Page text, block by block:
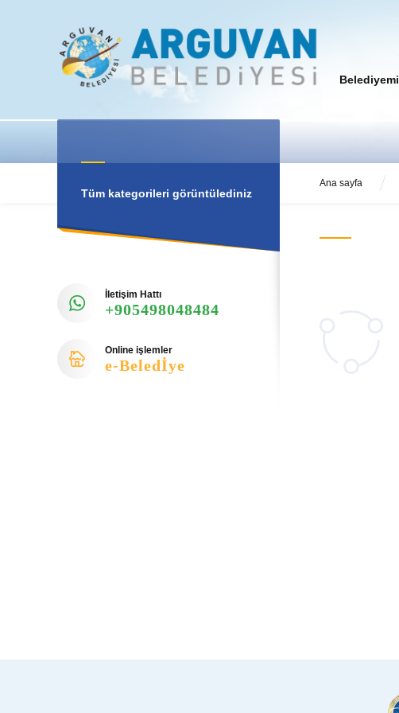
Ana sayfa
Tüm kategorileri görüntülediniz
İletişim Hattı
+905498048484
Online işlemler
e-Beledİye